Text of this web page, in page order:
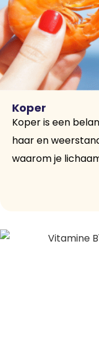
Koper
Koper is een
haar en
waarom je